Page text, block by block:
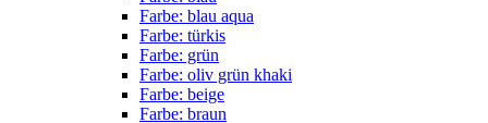
Farbe: blau aqua
Farbe: türkis
Farbe: grün
Farbe: oliv grün khaki
Farbe: beige
Farbe: braun